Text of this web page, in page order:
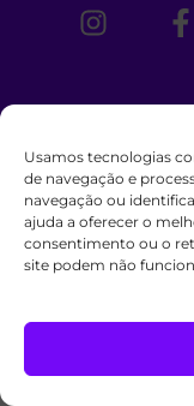
Usamos tecnologias
de navegação e
navegação ou
ajuda a oferecer o
consentimento ou o
site podem não